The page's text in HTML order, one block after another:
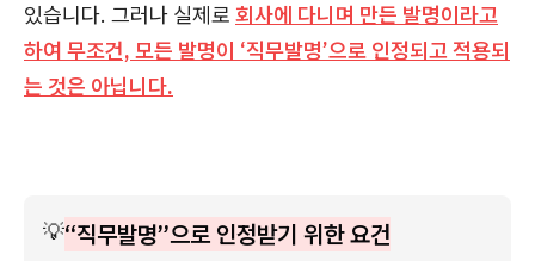
있습니다. 그러나 실제로 회사에 다니며 만든 발명이라고
하여 무조건, 모든 발명이 ‘직무발명’으로 인정되고 적용되
는 것은 아닙니다.
💡“직무발명”으로 인정받기 위한 요건